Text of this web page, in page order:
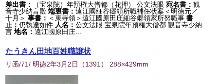
差出書： （宝泉院）年預権大僧都（花押） 公文法眼 宛名書：観
音寺少納言殿 端裏書：遠江國細谷郷領所職補任状案＜明徳元／
十月＞ 事書： ＜東寺領＞遠江國原田庄細谷郷領家所努職事 書
止：仍執達如件 人名：公文法眼 宝泉院年預権大僧都 観音寺少納
言 地名：遠江國原田庄...
たうきん田地百姓職譲状
リ函/71/ 明徳2年3月2日 （1391 ） 288×429mm